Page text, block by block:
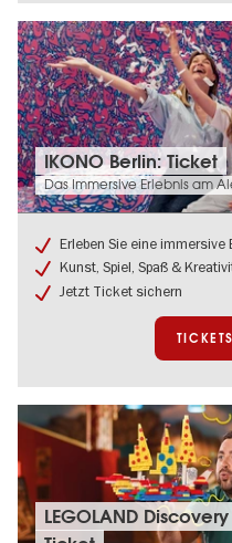
Tickets
&
Termine:
IKONO
Ticket
IKONO Berlin: Ticket
Das Immersive Erlebnis am
Erleben Sie eine immersive
Kunst, Spiel, Spaß &
Jetzt Ticket sichern
Tickets
&
LEGOLAND